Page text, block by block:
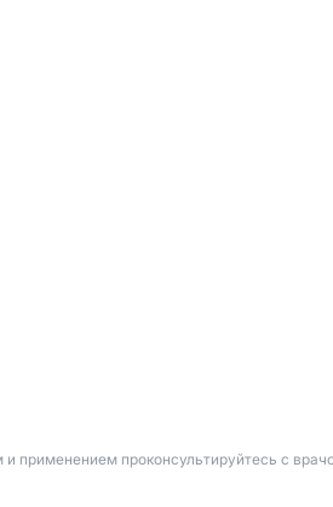
применением проконсультируйтесь с